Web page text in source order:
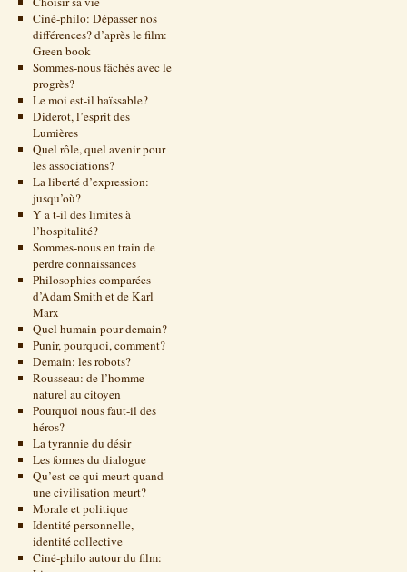
Ciné-philo: Dépasser nos
différences? d’après le film:
Green book
Sommes-nous fâchés avec le
progrès?
Le moi est-il haïssable?
Diderot, l’esprit des
Lumières
Quel rôle, quel avenir pour
les associations?
La liberté d’expression:
jusqu’où?
Y a t-il des limites à
l’hospitalité?
Sommes-nous en train de
perdre connaissances
Philosophies comparées
d’Adam Smith et de Karl
Marx
Quel humain pour demain?
Punir, pourquoi, comment?
Demain: les robots?
Rousseau: de l’homme
naturel au citoyen
Pourquoi nous faut-il des
héros?
La tyrannie du désir
Les formes du dialogue
Qu’est-ce qui meurt quand
une civilisation meurt?
Morale et politique
Identité personnelle,
identité collective
Ciné-philo autour du film: